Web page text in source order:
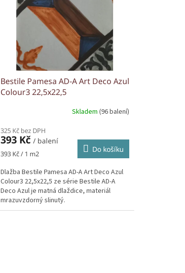
Bestile Pamesa AD-A Art Deco Azul
Colour3 22,5x22,5
Skladem (96 balení)
325 Kč bez DPH
393 Kč / balení
Měrná
393 Kč / 1 m2 Do košíku
Dlažba Bestile Pamesa AD-A Art Deco Azul
Colour3 22,5x22,5 ze série Bestile AD-A
Deco Azul je matná dlaždice, materiál
mrazuvzdorný slinutý.